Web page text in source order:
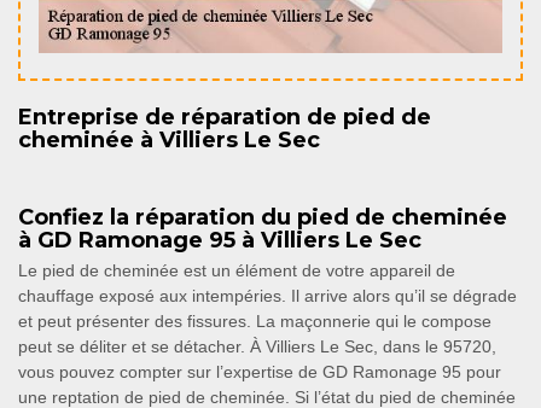
Entreprise de réparation de pied de
cheminée à Villiers Le Sec
Confiez la réparation du pied de cheminée
à GD Ramonage 95 à Villiers Le Sec
Le pied de cheminée est un élément de votre appareil de
chauffage exposé aux intempéries. Il arrive alors qu’il se dégrade
et peut présenter des fissures. La maçonnerie qui le compose
peut se déliter et se détacher. À Villiers Le Sec, dans le 95720,
vous pouvez compter sur l’expertise de GD Ramonage 95 pour
une reptation de pied de cheminée. Si l’état du pied de cheminée